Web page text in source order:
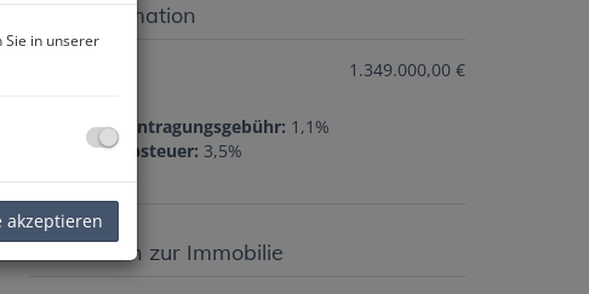
Preisinformation
1.349.000,00 €
Grundbucheintragungsgebühr: 1,1%
Grunderwerbsteuer: 3,5%
Basisdaten zur Immobilie
Sie in unserer
akzeptieren